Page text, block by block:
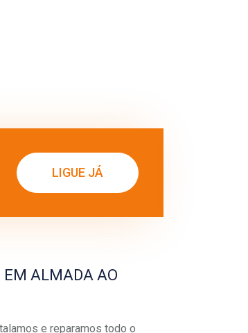
LIGUE JÁ
EM ALMADA AO
e reparamos todo o